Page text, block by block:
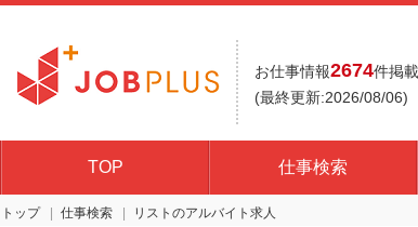
お仕事情報2674件掲
(最終更新:2026/08/06)
TOP 仕事検索
トップ 仕事検索 リスト